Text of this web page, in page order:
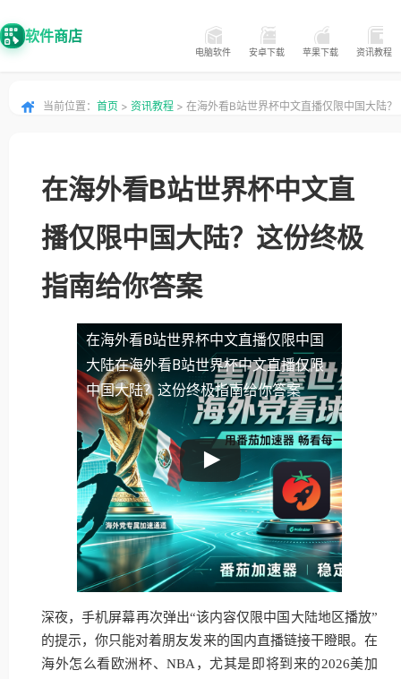
软件商店
电脑软件 安卓下载 苹果下载 资讯教程
当前位置： 首页 > 资讯教程 > 在海外看B站世界杯中文直播仅限中国大陆？
在海外看B站世界杯中文直
播仅限中国大陆？这份终极
指南给你答案
在海外看B站世界杯中文直播仅限中国
大陆在海外看B站世界杯中文直播仅限
中国大陆？这份终极指南给你答案
深夜，手机屏幕再次弹出“该内容仅限中国大陆地区播放”
的提示，你只能对着朋友发来的国内直播链接干瞪眼。在
海外怎么看欧洲杯、NBA，尤其是即将到来的2026美加